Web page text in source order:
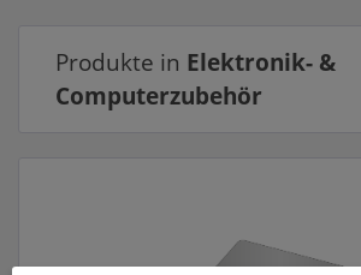
Produkte in Elektronik- &
Computerzubehör